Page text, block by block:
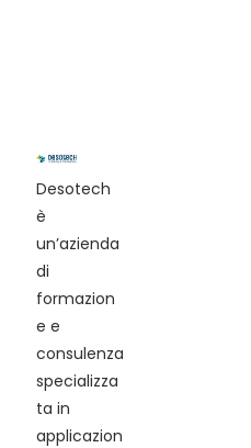
Desotech
è
un’azienda
di
formazion
e e
consulenza
specializza
ta in
applicazion